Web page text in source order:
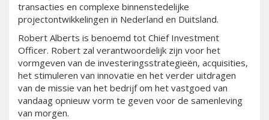
transacties en complexe binnenstedelijke
projectontwikkelingen in Nederland en Duitsland.
Robert Alberts is benoemd tot Chief Investment
Officer. Robert zal verantwoordelijk zijn voor het
vormgeven van de investeringsstrategieën, acquisities,
het stimuleren van innovatie en het verder uitdragen
van de missie van het bedrijf om het vastgoed van
vandaag opnieuw vorm te geven voor de samenleving
van morgen.